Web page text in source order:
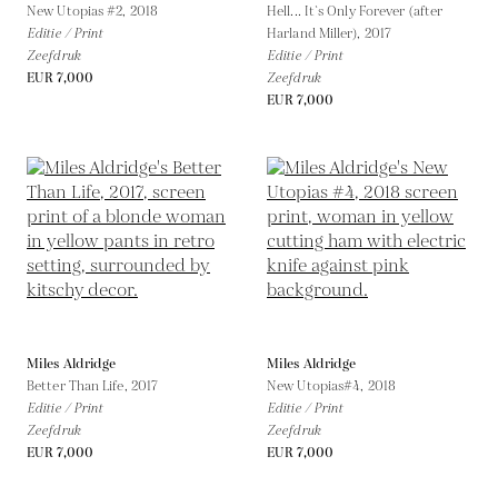
New Utopias #2, 2018
Editie / Print
Zeefdruk
EUR 7,000
Hell... It`s Only Forever (after
Harland Miller), 2017
Editie / Print
Zeefdruk
EUR 7,000
Miles Aldridge
Better Than Life, 2017
Editie / Print
Zeefdruk
EUR 7,000
Miles Aldridge
New Utopias#4, 2018
Editie / Print
Zeefdruk
EUR 7,000